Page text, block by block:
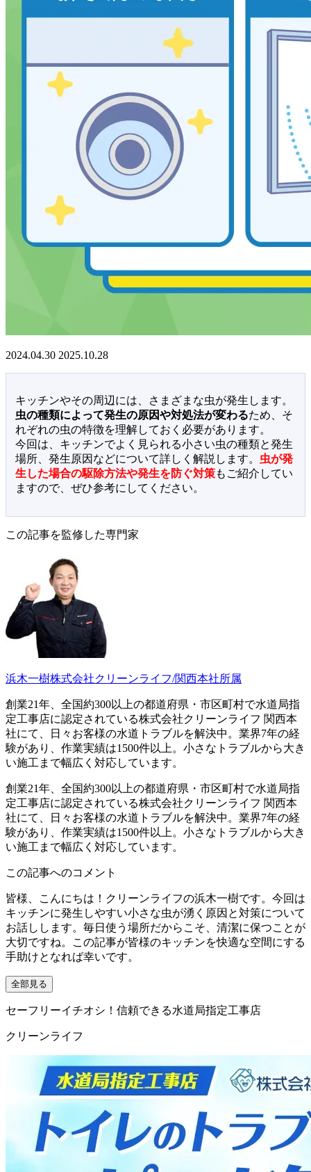
2024.04.30 2025.10.28
キッチンやその周辺には、さまざまな虫が発生します。
虫の種類によって発生の原因や対処法が変わるため、そ
れぞれの虫の特徴を理解しておく必要があります。
今回は、キッチンでよく見られる小さい虫の種類と発生
場所、発生原因などについて詳しく解説します。 虫が発
生した場合の駆除方法や発生を防ぐ対策もご紹介してい
ますので、ぜひ参考にしてください。
この記事を監修した専門家
浜木一樹株式会社クリーンライフ/関西本社所属
創業21年、全国約300以上の都道府県・市区町村で水道局指
定工事店に認定されている株式会社クリーンライフ 関西本
社にて、日々お客様の水道トラブルを解決中。業界7年の経
験があり、作業実績は1500件以上。小さなトラブルから大き
い施工まで幅広く対応しています。
創業21年、全国約300以上の都道府県・市区町村で水道局指
定工事店に認定されている株式会社クリーンライフ 関西本
社にて、日々お客様の水道トラブルを解決中。業界7年の経
験があり、作業実績は1500件以上。小さなトラブルから大き
い施工まで幅広く対応しています。
この記事へのコメント
皆様、こんにちは！クリーンライフの浜木一樹です。今回は
キッチンに発生しやすい小さな虫が湧く原因と対策について
お話しします。毎日使う場所だからこそ、清潔に保つことが
大切ですね。この記事が皆様のキッチンを快適な空間にする
手助けとなれば幸いです。
全部見る
セーフリーイチオシ！信頼できる水道局指定工事店
クリーンライフ